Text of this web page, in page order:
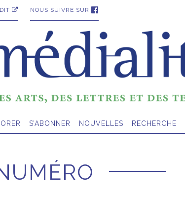
NOUS SUIVRE SUR
S’ABONNER NOUVELLES RECHERCHE